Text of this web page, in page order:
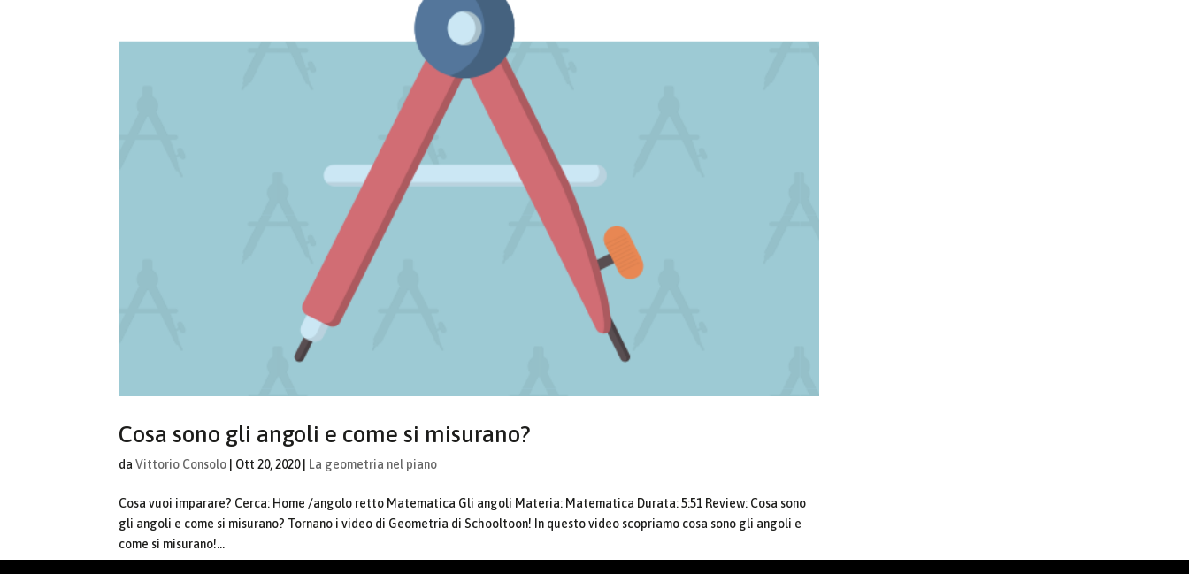
Cosa sono gli angoli e come si misurano?
daVittorio Consolo Ott 20, 2020| La geometria nel piano
Cosa vuoi imparare? Cerca: Home /angolo retto Matematica Gli angoli Materia: Matematica Durata: 5:51 Review: Cosa sono
gli angoli e come si misurano? Tornano i video di Geometria di Schooltoon! In questo video scopriamo cosa sono gli angoli e
come si misurano!...